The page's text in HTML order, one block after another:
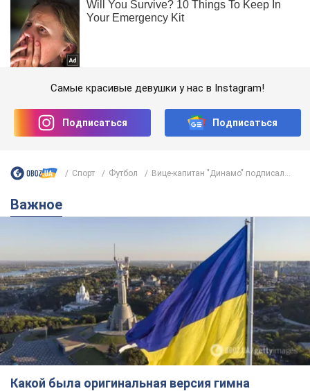
Самые красивые девушки у нас в Instagram!
Подписаться Подписаться
Спорт Футбол Вице-капитан "Динамо" подписал...
Важное
Какой была оригинальная версия гимна